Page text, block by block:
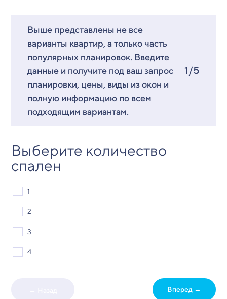
Выше представлены не все
варианты квартир, а только часть
популярных планировок. Введите
данные и получите под ваш запрос
планировки, цены, виды из окон и
полную информацию по всем
подходящим вариантам.
1/5
Выберите количество
спален
1
2
3
4
Вперед →